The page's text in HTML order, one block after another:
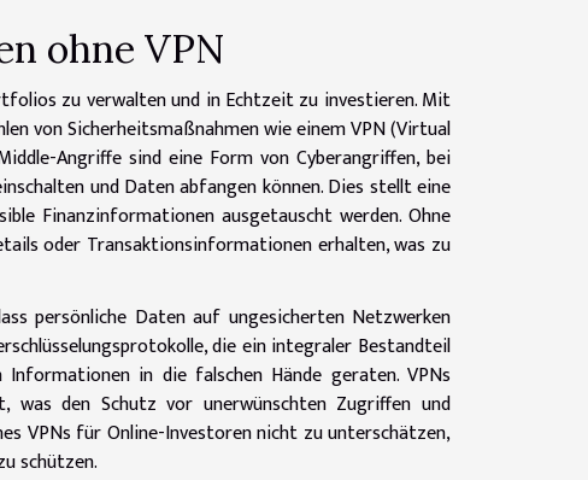
ohne VPN
zu verwalten und in Echtzeit zu investieren. Mit
von Sicherheitsmaßnahmen wie einem VPN (Virtual
Angriffe sind eine Form von Cyberangriffen, bei
und Daten abfangen können. Dies stellt eine
Finanzinformationen ausgetauscht werden. Ohne
oder Transaktionsinformationen erhalten, was zu
persönliche Daten auf ungesicherten Netzwerken
die ein integraler Bestandteil
in die falschen Hände geraten. VPNs
den Schutz vor unerwünschten Zugriffen und
VPNs für Online-Investoren nicht zu unterschätzen,
schützen.